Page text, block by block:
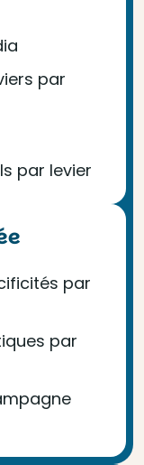
par
par levier
par
par